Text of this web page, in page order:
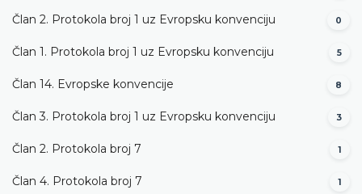
Član 2. Protokola broj 1 uz Evropsku konvenciju 0
Član 1. Protokola broj 1 uz Evropsku konvenciju 5
Član 14. Evropske konvencije 8
Član 3. Protokola broj 1 uz Evropsku konvenciju 3
Član 2. Protokola broj 7 1
Član 4. Protokola broj 7 1